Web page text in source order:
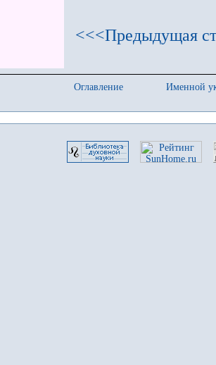
<<<Предыдущая
Оглавление
Именной